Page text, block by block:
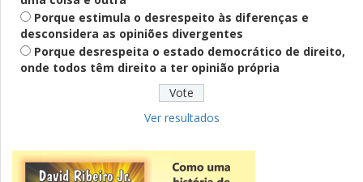
PT lança Patrus Ananias como candidato
ao governo de Minas Gerais
Fies: pré-selecionados têm até terça
para complementar informações
Porque estimula o desrespeito às diferenças e
desconsidera as opiniões divergentes
Porque desrespeita o estado democrático de direito,
onde todos têm direito a ter opinião própria
Ver resultados